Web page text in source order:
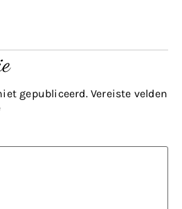
gepubliceerd. Vereiste velden